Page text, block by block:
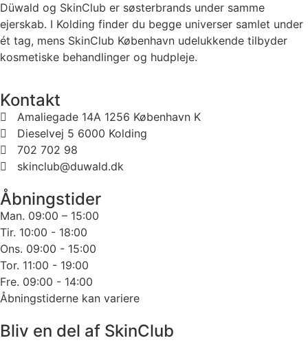
Düwald og SkinClub er søsterbrands under samme
ejerskab. I Kolding finder du begge universer samlet under
ét tag, mens SkinClub København udelukkende tilbyder
kosmetiske behandlinger og hudpleje.
Kontakt
Amaliegade 14A 1256 København K
Dieselvej 5 6000 Kolding
702 702 98
skinclub@duwald.dk
Åbningstider
Man. 09:00 – 15:00
Tir. 10:00 - 18:00
Ons. 09:00 - 15:00
Tor. 11:00 - 19:00
Fre. 09:00 - 14:00
Åbningstiderne kan variere
Bliv en del af SkinClub